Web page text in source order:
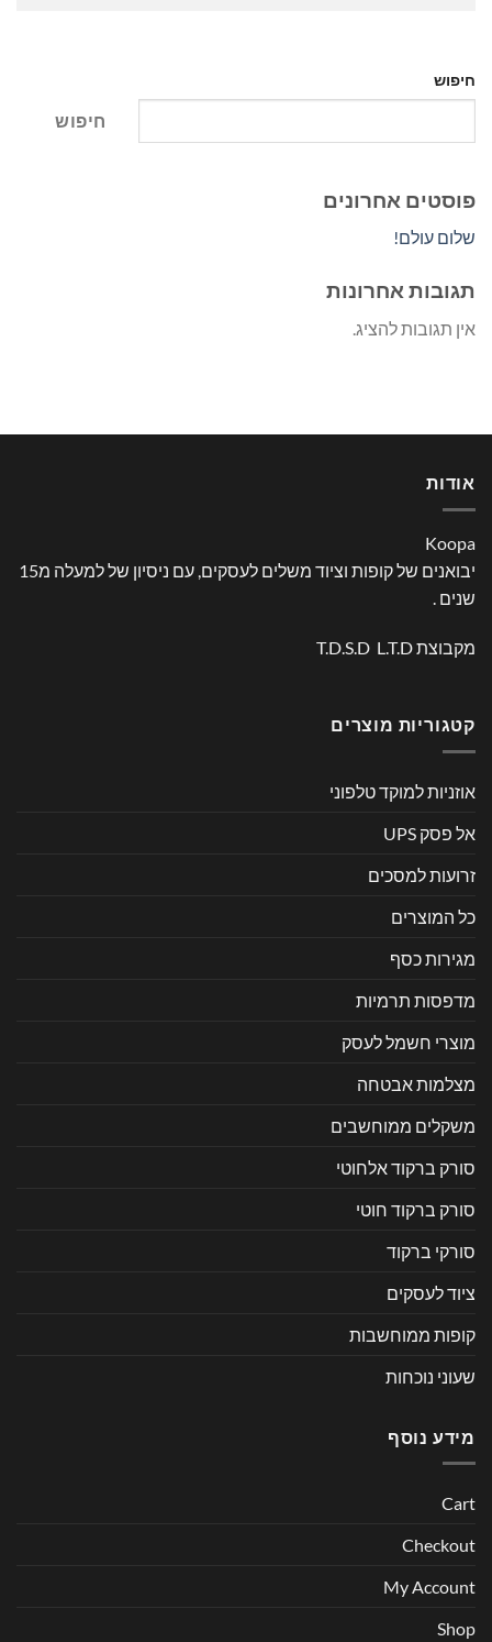
חיפוש
חיפוש
פוסטים אחרונים
שלום עולם!
תגובות אחרונות
אין תגובות להציג.
אודות
Koopa
יבואנים של קופות וציוד משלים לעסקים, עם ניסיון של למעלה מ15
שנים .
מקבוצת T.D.S.D L.T.D
קטגוריות מוצרים
אוזניות למוקד טלפוני
אל פסק UPS
זרועות למסכים
כל המוצרים
מגירות כסף
מדפסות תרמיות
מוצרי חשמל לעסק
מצלמות אבטחה
משקלים ממוחשבים
סורק ברקוד אלחוטי
סורק ברקוד חוטי
סורקי ברקוד
ציוד לעסקים
קופות ממוחשבות
שעוני נוכחות
מידע נוסף
Cart
Checkout
My Account
Shop